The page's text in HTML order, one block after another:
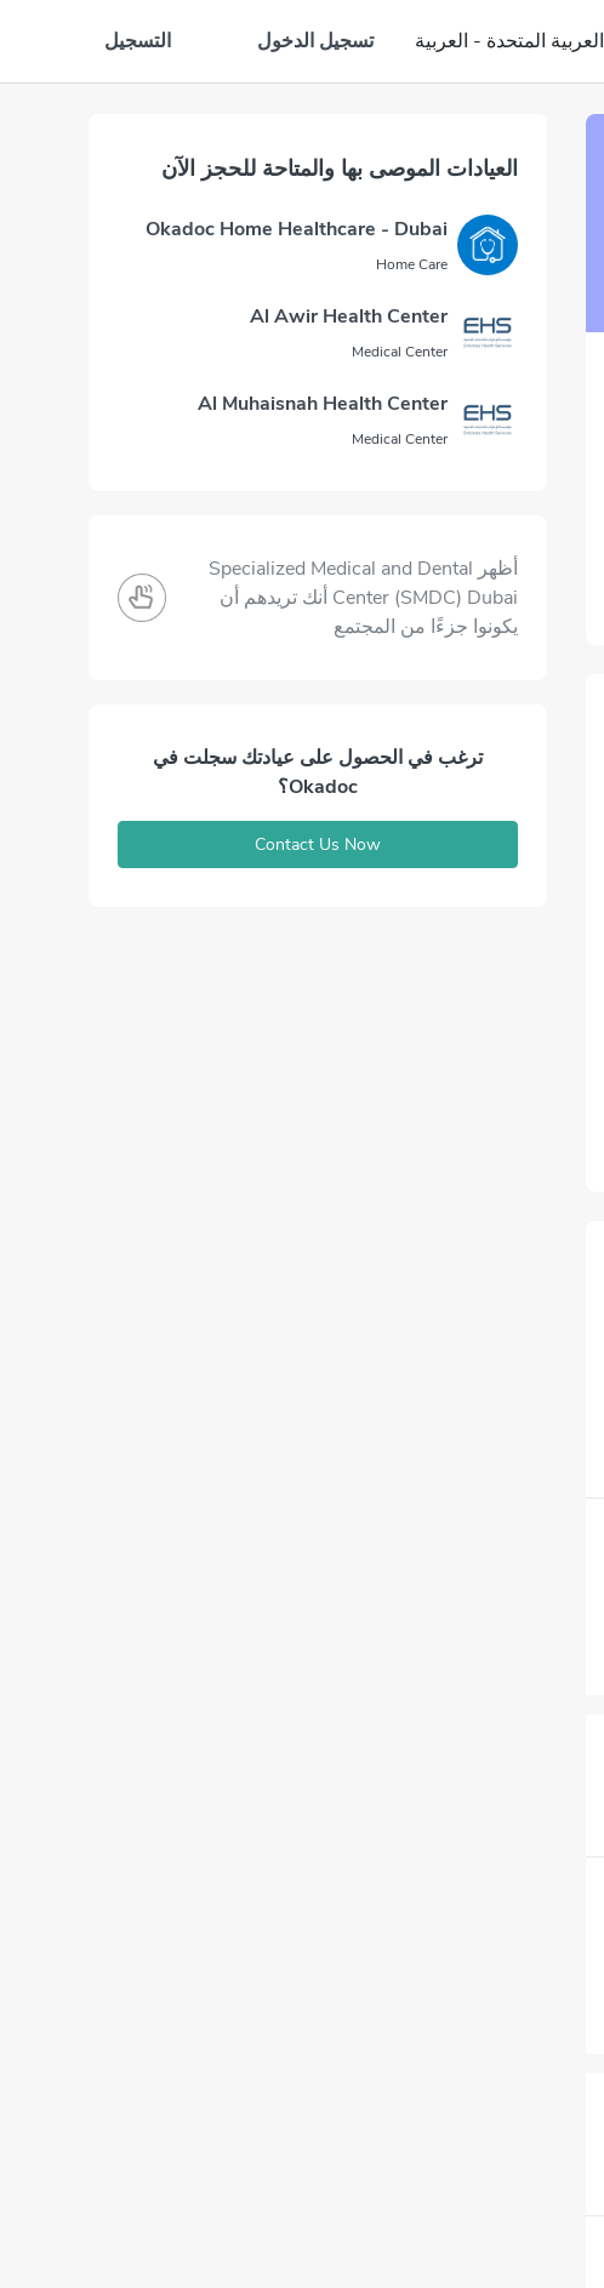
المتحدة - العربية تسجيل الدخول التسجيل
العيادات الموصى بها والمتاحة للحجز الآن
Okadoc Home Healthcare - Dubai
Home Care
Al Awir Health Center
Medical Center
Al Muhaisnah Health Center
Medical Center
أظهر Specialized Medical and Dental
Center (SMDC) Dubai أنك تريدهم أن
يكونوا جزءًا من المجتمع
ترغب في الحصول على عيادتك سجلت في
Okadoc؟
Contact Us Now